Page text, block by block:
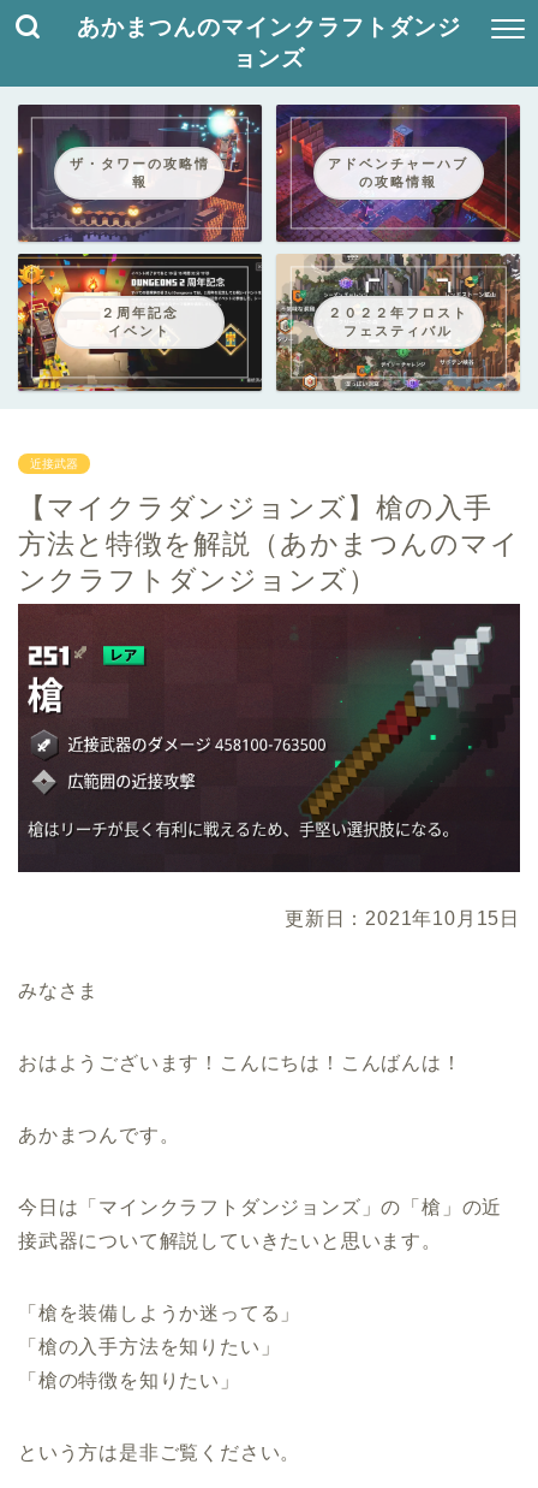
あかまつんのマインクラフトダンジ
ョンズ
ザ・タワーの攻略情
報
アドベンチャーハブ
の攻略情報
２周年記念
イベント
２０２２年フロスト
フェスティバル
近接武器
【マイクラダンジョンズ】槍の入手
方法と特徴を解説（あかまつんのマイ
ンクラフトダンジョンズ）
更新日：2021年10月15日
みなさま
おはようございます！こんにちは！こんばんは！
あかまつんです。
今日は「マインクラフトダンジョンズ」の「槍」の近
接武器について解説していきたいと思います。
「槍を装備しようか迷ってる」
「槍の入手方法を知りたい」
「槍の特徴を知りたい」
という方は是非ご覧ください。